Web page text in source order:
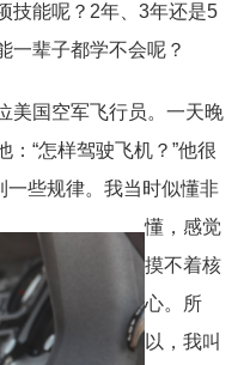
技能呢？2年、3年还是5
一辈子都学不会呢？
美国空军飞行员。一天晚
：“怎样驾驶飞机？”他很
一些规律。我当时似懂非
懂，感觉
摸不着核
心。所
以，我叫